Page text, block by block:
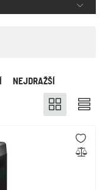
NEJDRAŽŠÍ